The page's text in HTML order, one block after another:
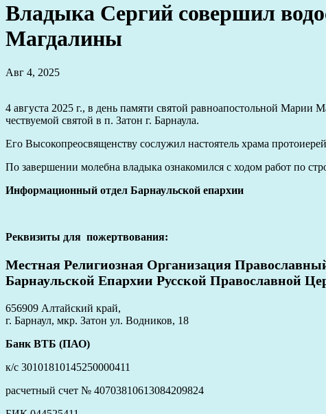
Владыка Сергий совершил
Магдалины
Авг 4, 2025
4 августа 2025 г., в день памяти святой равноапостольной Марии
чествуемой святой в п. Затон г. Барнаула.
Его Высокопреосвященству сослужил настоятель храма
По завершении молебна владыка ознакомился с ходом работ по
Информационный отдел Барнаульской епархии
Реквизиты для пожертвования:
Местная Религиозная Организация
Барнаульской Епархии Русской Православной
656909 Алтайский край,
г. Барнаул, мкр. Затон ул. Водников, 18
Банк ВТБ (ПАО)
к/с 30101810145250000411
расчетный счет № 40703810613084209824